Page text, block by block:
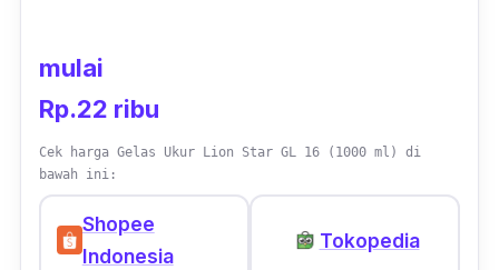
mulai
Rp.22 ribu
Cek harga Gelas Ukur Lion Star GL 16 (1000 ml) di
bawah ini:
Shopee
Indonesia
Tokopedia